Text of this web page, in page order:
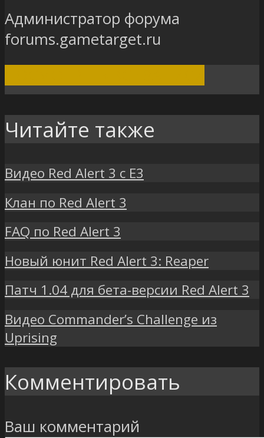
Администратор форума
forums.gametarget.ru
Читайте также
Видео Red Alert 3 с E3
Клан по Red Alert 3
FAQ по Red Alert 3
Новый юнит Red Alert 3: Reaper
Патч 1.04 для бета-версии Red Alert 3
Видео Commander’s Challenge из
Uprising
Комментировать
Ваш комментарий